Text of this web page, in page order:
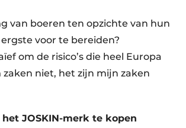
van boeren ten opzichte van hun
voor te bereiden?
om de risico’s die heel Europa
niet, het zijn mijn zaken
JOSKIN-merk te kopen